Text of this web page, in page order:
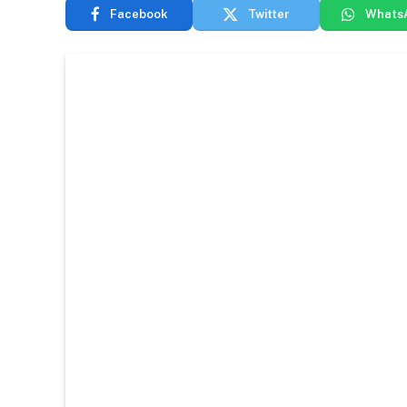
Facebook Twitter